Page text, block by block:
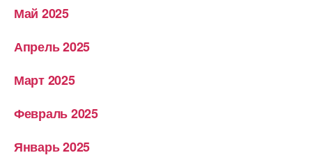
Май 2025
Апрель 2025
Март 2025
Февраль 2025
Январь 2025